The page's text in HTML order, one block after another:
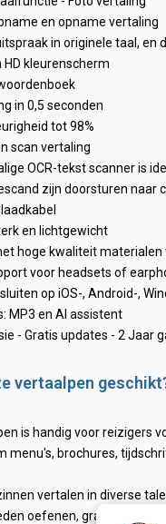
en opname vertaling
in originele taal, en
HD kleurenscherm
in 0,5 seconden
tot 98%
scan vertaling
OCR-tekst scanner is
zijn doorsturen naar
en lichtgewicht
hoge kwaliteit
voor headsets of
op iOS-, Android-,
MP3 en AI assistent
- Gratis updates - 2 Jaar
vertaalpen
is handig voor reizigers
menu's, brochures,
vertalen in diverse
oefenen,